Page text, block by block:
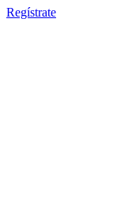
Regístrate